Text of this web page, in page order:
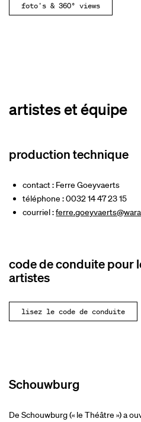
foto's & 360° views
artistes et équipe
production technique
contact : Ferre Goeyvaerts
téléphone : 0032 14 47 23 15
courriel :
code de conduite pour
artistes
lisez le code de conduite
Schouwburg
De Schouwburg (« le Théâtre ») a